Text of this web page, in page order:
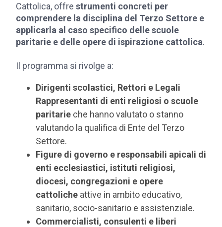
Cattolica, offre strumenti concreti per
comprendere la disciplina del Terzo Settore e
applicarla al caso specifico delle scuole
paritarie e delle opere di ispirazione cattolica.
Il programma si rivolge a:
Dirigenti scolastici, Rettori e Legali
Rappresentanti di enti religiosi o scuole
paritarie che hanno valutato o stanno
valutando la qualifica di Ente del Terzo
Settore.
Figure di governo e responsabili apicali di
enti ecclesiastici, istituti religiosi,
diocesi, congregazioni e opere
cattoliche attive in ambito educativo,
sanitario, socio-sanitario e assistenziale.
Commercialisti, consulenti e liberi